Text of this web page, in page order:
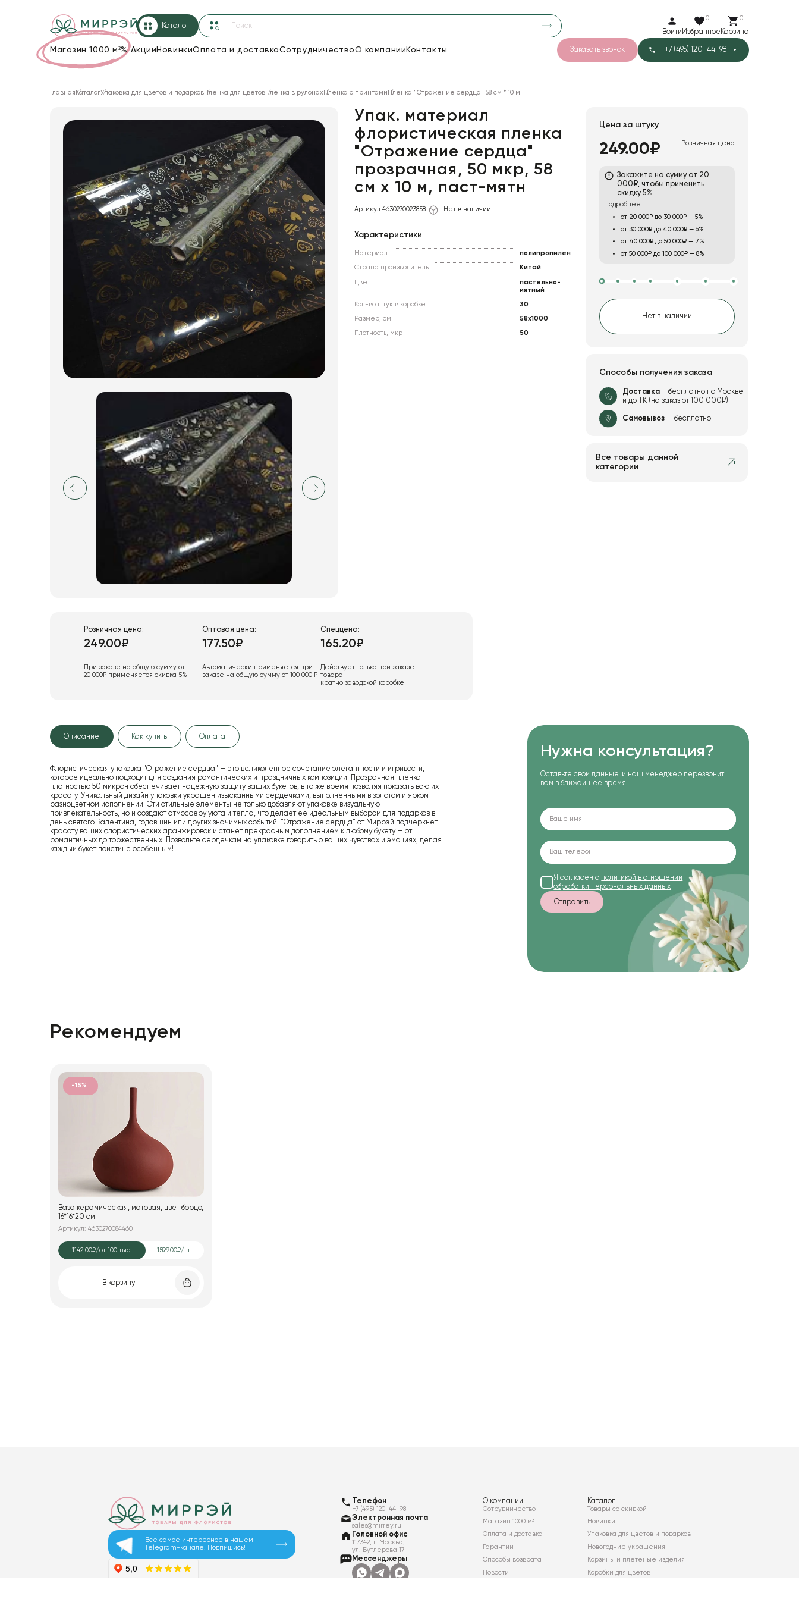
Каталог
Войти
0
Избранное
0
Корзина
Магазин 1000 м²%Акции НовинкиОплата и доставкаСотрудничествоО компании Контакты Заказать звонок +7 (495) 120-44-98
18
Сетка7
Корзины и плетеные изделия
Декор для дома
Сухоцветы
Товары для флористов
Пакеты для цветов и подарков
Изделия из металла
Искусственные цветы и растения
Декоративные вазы, кашпо
Фоамиран
Главная КаталогУпаковка для цветов и подарковПленка для цветовПлёнка в рулонахПленка с принтами Плёнка "Отражение сердца" 58 см * 10 м
Упак. материал
флористическая пленка
"Отражение сердца"
прозрачная, 50 мкр, 58
см х 10 м, паст-мятн
Артикул 4630270023858 Нет в наличии
Характеристики
Материал полипропилен
Страна производитель Китай
Цвет
пастельно-
мятный
Кол-во штук в коробке 30
Размер, см 58x1000
Плотность, мкр 50
Розничная цена:
249.00₽
При заказе на общую сумму от
20 000₽ применяется скидка 5%
Оптовая цена:
177.50₽
Автоматически применяется при
заказе на общую сумму от 100 000 ₽
Спеццена:
165.20₽
Действует только при заказе
товара
кратно заводской коробке
Цена за штуку
249.00₽ Розничная цена
Закажите на сумму от 20
000₽, чтобы применить
скидку 5%
Подробнее
от 20 000₽ до 30 000₽ — 5%
от 30 000₽ до 40 000₽ — 6%
от 40 000₽ до 50 000₽ — 7%
от 50 000₽ до 100 000₽ — 8%
Нет в наличии
Способы получения заказа
Доставка– бесплатно по Москве
и до ТК (на заказ от 100 000₽)
Самовывоз— бесплатно
Все товары данной
категории
Описание Как купить Оплата
Флористическая упаковка "Отражение сердца" — это великолепное сочетание элегантности и игривости,
которое идеально подходит для создания романтических и праздничных композиций. Прозрачная пленка
плотностью 50 микрон обеспечивает надежную защиту ваших букетов, в то же время позволяя показать всю их
красоту. Уникальный дизайн упаковки украшен изысканными сердечками, выполненными в золотом и ярком
разноцветном исполнении. Эти стильные элементы не только добавляют упаковке визуальную
привлекательность, но и создают атмосферу уюта и тепла, что делает ее идеальным выбором для подарков в
день святого Валентина, годовщин или других значимых событий. "Отражение сердца" от Миррэй подчеркнет
красоту ваших флористических аранжировок и станет прекрасным дополнением к любому букету — от
романтичных до торжественных. Позвольте сердечкам на упаковке говорить о ваших чувствах и эмоциях, делая
каждый букет поистине особенным!
Нужна консультация?
Оставьте свои данные, и наш менеджер перезвонит
вам в ближайшее время
Я согласен с политикой в отношении
обработки персональных данных
Отправить
Рекомендуем
-15%
Ваза керамическая, матовая, цвет бордо,
16*16*20 см.
Артикул: 4630270084460
1142.00₽/от 100 тыс. 1599.00₽/шт
В корзину
Все самое интересное в нашем
Telegram-канале. Подпишись!
Телефон
+7 (495) 120-44-98
Электронная почта
sales@mirrey.ru
Головной офис
117342, г. Москва,
ул. Бутлерова 17
Мессенджеры
О компании
Сотрудничество
Магазин 1000 м²
Оплата и доставка
Гарантии
Способы возврата
Новости
Каталог
Товары со скидкой
Новинки
Упаковка для цветов и подарков
Новогодние украшения
Корзины и плетеные изделия
Коробки для цветов